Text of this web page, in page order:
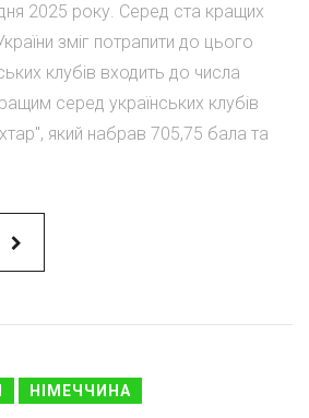
2025 року. Серед ста кращих
зміг потрапити до цього
клубів входить до числа
серед українських клубів
який набрав 705,75 бала та
НІМЕЧЧИНА